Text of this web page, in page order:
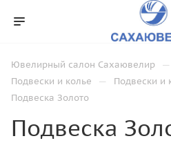
Ювелирный салон Сахаювелир —
Подвески и колье — Подвески и
Подвеска Золото
Подвеска